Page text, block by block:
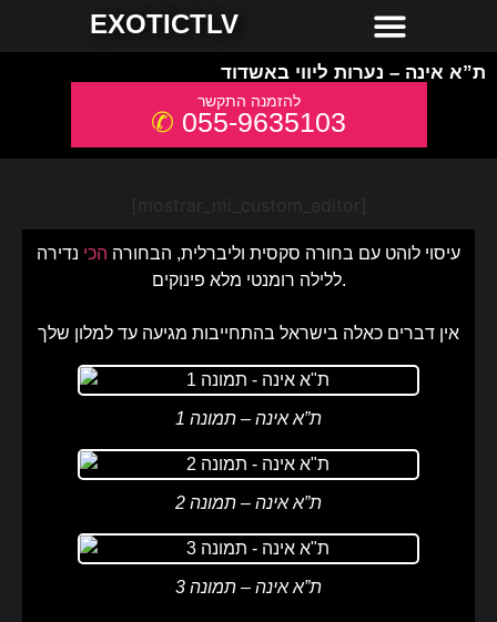
EXOTICTLV
ת”א אינה – נערות ליווי באשדוד
055-9635103
[mostrar_mi_custom_editor]
עיסוי לוהט עם בחורה סקסית וליברלית, הבחורה הכי נדירה
ללילה רומנטי מלא פינוקים.
אין דברים כאלה בישראל בהתחייבות מגיעה עד למלון שלך
ת”א אינה – תמונה 1
ת”א אינה – תמונה 2
ת”א אינה – תמונה 3